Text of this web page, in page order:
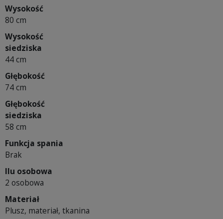
Wysokość
80 cm
Wysokość
siedziska
44 cm
Głębokość
74 cm
Głębokość
siedziska
58 cm
Funkcja spania
Brak
Ilu osobowa
2 osobowa
Materiał
Plusz, materiał, tkanina